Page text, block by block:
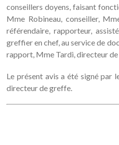
conseillers doyens, faisant
Mme Robineau, conseiller,
référendaire, rapporteur,
greffier en chef, au service de
rapport, Mme Tardi, directeur
Le présent avis a été signé par
directeur de greffe.